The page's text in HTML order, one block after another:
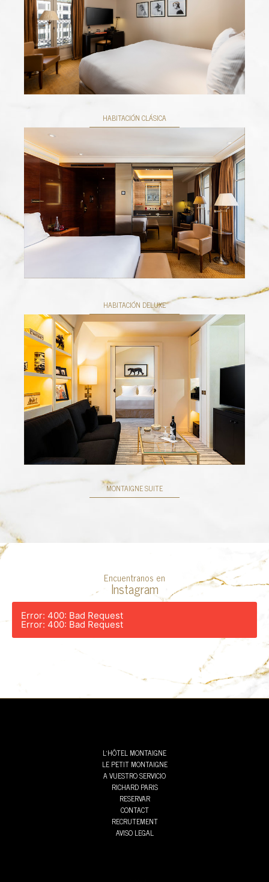
HABITACIÓN CLÁSICA
HABITACIÓN DELUXE
MONTAIGNE SUITE
Encuentranos en
Instagram
Error: 400: Bad Request
Error: 400: Bad Request
L’HÔTEL MONTAIGNE
LE PETIT MONTAIGNE
A VUESTRO SERVICIO
RICHARD PARIS
RESERVAR
CONTACT
RECRUTEMENT
AVISO LEGAL